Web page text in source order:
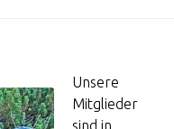
Unsere
Mitglieder
sind in